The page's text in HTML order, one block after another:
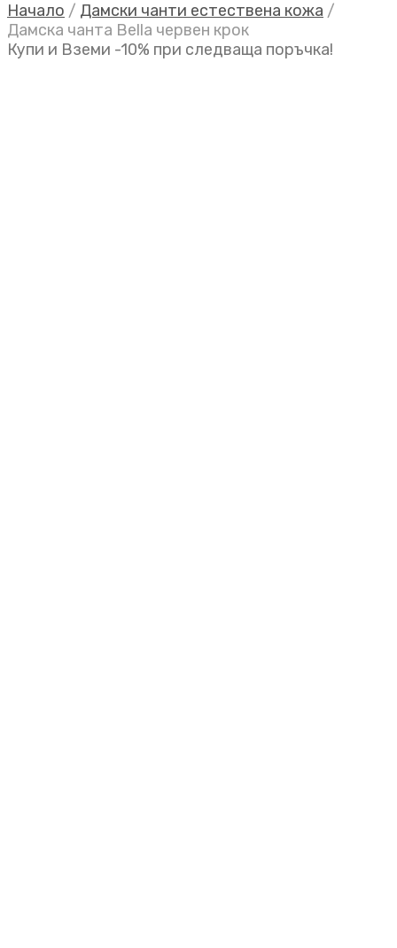
Начало / Дамски чанти естествена кожа /
Дамска чанта Bella червен крок
Купи и Вземи -10% при следваща поръчка!